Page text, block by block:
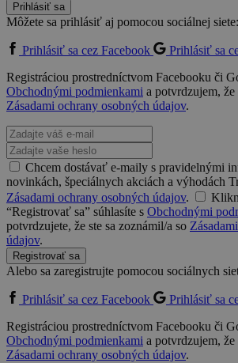
Prihlásiť sa
Môžete sa prihlásiť aj pomocou sociálnej siete:
Prihlásiť sa cez Facebook
Prihlásiť sa
Registráciou prostredníctvom Facebooku či
Obchodnými podmienkami a potvrdzujem, že
Zásadami ochrany osobných údajov.
Chcem dostávať e-maily s pravidelnými
novinkách, špeciálnych akciách a výhodách
Zásadami ochrany osobných údajov.
“Registrovať sa” súhlasíte s Obchodnými
potvrdzujete, že ste sa zoznámil/a so
údajov.
Registrovať sa
Alebo sa zaregistrujte pomocou sociálnych
Prihlásiť sa cez Facebook
Prihlásiť sa
Registráciou prostredníctvom Facebooku či
Obchodnými podmienkami a potvrdzujem, že
Zásadami ochrany osobných údajov.